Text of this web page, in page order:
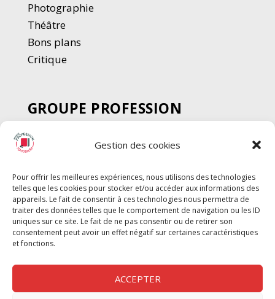
Gestion des cookies
Pour offrir les meilleures expériences, nous utilisons des technologies
telles que les cookies pour stocker et/ou accéder aux informations des
appareils. Le fait de consentir à ces technologies nous permettra de
traiter des données telles que le comportement de navigation ou les ID
uniques sur ce site. Le fait de ne pas consentir ou de retirer son
consentement peut avoir un effet négatif sur certaines caractéristiques
et fonctions.
ACCEPTER
Photographie
Théâtre
Bons plans
Critique
GROUPE PROFESSION
SPECTACLE
Chèque Intermittents
Chèque Compta
Chèque Emploi Spectacle
G-Pods
Profession Audio-visuel